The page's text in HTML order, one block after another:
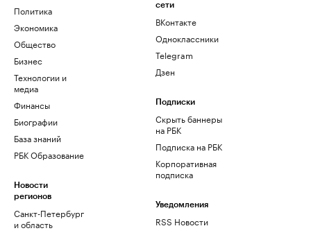
Политика
Экономика
Общество
Бизнес
Технологии и
медиа
Финансы
Биографии
База знаний
РБК Образование
Новости
регионов
Санкт-Петербург
и область
сети
ВКонтакте
Одноклассники
Telegram
Дзен
Подписки
Скрыть баннеры
на РБК
Подписка на РБК
Корпоративная
подписка
Уведомления
RSS Новости